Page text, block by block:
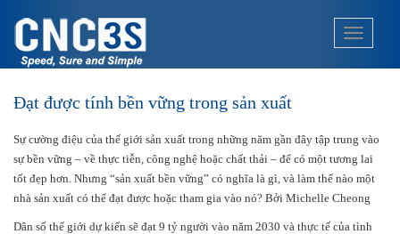
p
Đạt được tính bền vững trong sản xuất
Sự cường điệu của thế giới sản xuất trong những năm gần đây tập trung vào
sự bền vững – về thực tiễn, công nghệ hoặc chất thải – để có một tương lai
tốt đẹp hơn. Nhưng “sản xuất bền vững” có nghĩa là gì, và làm thế nào một
nhà sản xuất có thể đạt được hoặc tham gia vào nó? Bởi Michelle Cheong
Dân số thế giới dự kiến ​​sẽ đạt 9 tỷ người vào năm 2030 và thực tế của tình